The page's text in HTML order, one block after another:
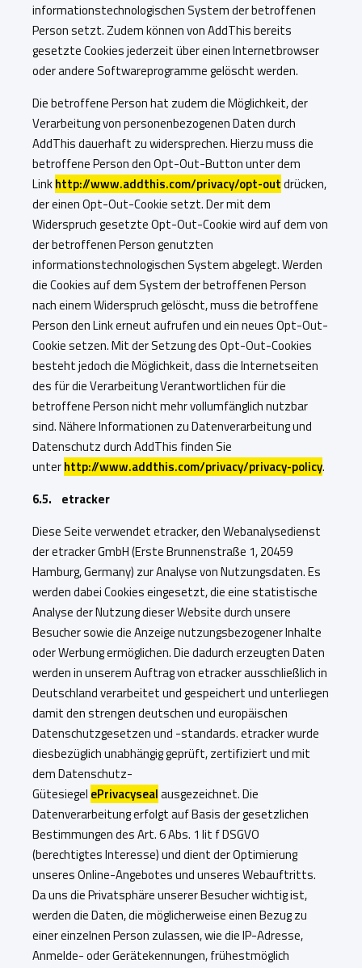
informationstechnologischen System der betroffenen
Person setzt. Zudem können von AddThis bereits
gesetzte Cookies jederzeit über einen Internetbrowser
oder andere Softwareprogramme gelöscht werden.
Die betroffene Person hat zudem die Möglichkeit, der
Verarbeitung von personenbezogenen Daten durch
AddThis dauerhaft zu widersprechen. Hierzu muss die
betroffene Person den Opt-Out-Button unter dem
Linkhttp://www.addthis.com/privacy/opt-outdrücken,
der einen Opt-Out-Cookie setzt. Der mit dem
Widerspruch gesetzte Opt-Out-Cookie wird auf dem von
der betroffenen Person genutzten
informationstechnologischen System abgelegt. Werden
die Cookies auf dem System der betroffenen Person
nach einem Widerspruch gelöscht, muss die betroffene
Person den Link erneut aufrufen und ein neues Opt-Out-
Cookie setzen. Mit der Setzung des Opt-Out-Cookies
besteht jedoch die Möglichkeit, dass die Internetseiten
des für die Verarbeitung Verantwortlichen für die
betroffene Person nicht mehr vollumfänglich nutzbar
sind. Nähere Informationen zu Datenverarbeitung und
Datenschutz durch AddThis finden Sie
unterhttp://www.addthis.com/privacy/privacy-policy.
6.5. etracker
Diese Seite verwendet etracker, den Webanalysedienst
der etracker GmbH (Erste Brunnenstraße 1, 20459
Hamburg, Germany) zur Analyse von Nutzungsdaten. Es
werden dabei Cookies eingesetzt, die eine statistische
Analyse der Nutzung dieser Website durch unsere
Besucher sowie die Anzeige nutzungsbezogener Inhalte
oder Werbung ermöglichen. Die dadurch erzeugten Daten
werden in unserem Auftrag von etracker ausschließlich in
Deutschland verarbeitet und gespeichert und unterliegen
damit den strengen deutschen und europäischen
Datenschutzgesetzen und -standards. etracker wurde
diesbezüglich unabhängig geprüft, zertifiziert und mit
dem Datenschutz-
Gütesiegel ePrivacysealausgezeichnet. Die
Datenverarbeitung erfolgt auf Basis der gesetzlichen
Bestimmungen des Art. 6 Abs. 1 lit f DSGVO
(berechtigtes Interesse) und dient der Optimierung
unseres Online-Angebotes und unseres Webauftritts.
Da uns die Privatsphäre unserer Besucher wichtig ist,
werden die Daten, die möglicherweise einen Bezug zu
einer einzelnen Person zulassen, wie die IP-Adresse,
Anmelde- oder Gerätekennungen, frühestmöglich